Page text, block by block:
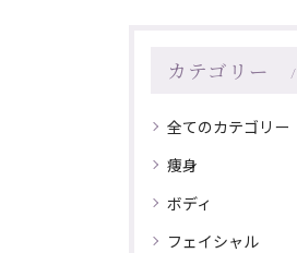
カテゴリー
全てのカテゴリー
痩身
ボディ
フェイシャル